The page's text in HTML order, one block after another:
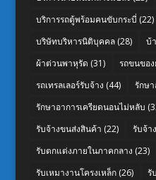
บริการรถตู้พร้อมคนขับกระบี่ (22)
บริษัทบริหารนิติบุคคล(28) บ้
ผ้าต่วนพาหุรัด (31) รถขนขอ
รถเทรลเลอร์รับจ้าง (44) รักษ
รักษาอาการเครียดนอนไม่หลับ
รับจ้างขนส่งสินค้า (22) รับจ้า
รับตกแต่งภายในภาคกลาง (23)
รับเหมางานโครงเหล็ก(26) รั